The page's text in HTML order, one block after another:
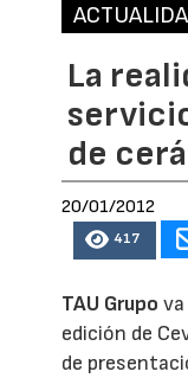
La
de
20/01/2012
417
TAU Grupo
edición de
de